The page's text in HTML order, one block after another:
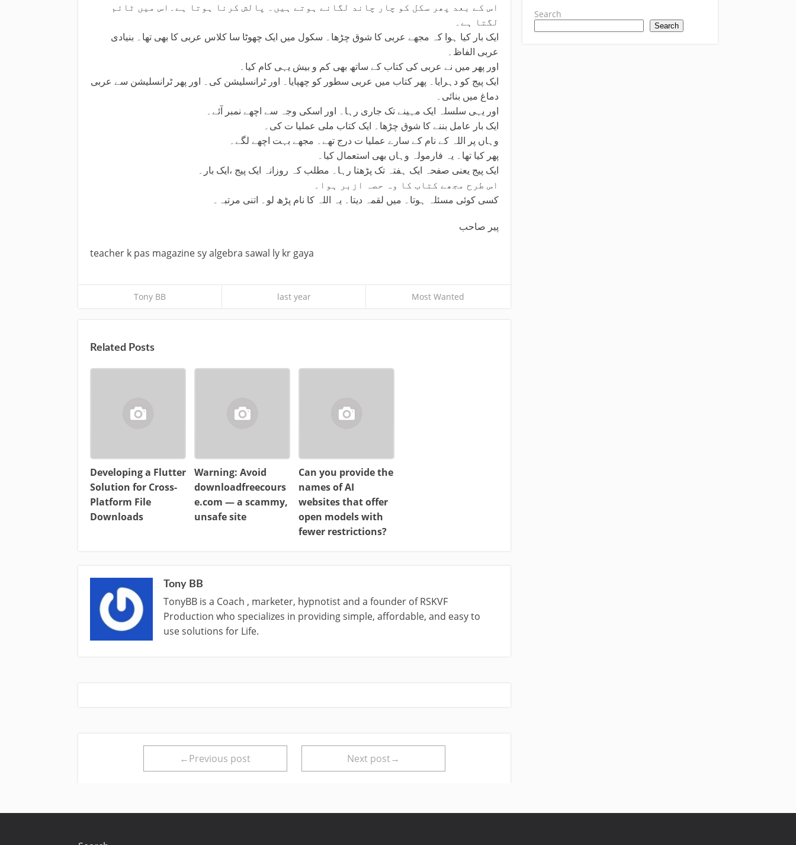
اس کے بعد پھر سکل کو چار چاند لگانے ہوتے ہیں۔ پالش کرنا ہوتا ہے۔اس میں ٹائم
لگتا ہے۔
ایک بار کیا ہوا کہ مجھے عربی کا شوق چڑھا۔ سکول میں ایک چھوٹا سا کلاس عربی کا بھی تھا۔ بنیادی
عربی الفاظ۔
اور پھر میں نے عربی کی کتاب کے ساتھ بھی کم و بیش یہی کام کیا۔
ایک پیج کو دہرایا۔ پھر کتاب میں عربی سطور کو چھپایا۔ اور ٹرانسلیشن کی۔ اور پھر ٹرانسلیشن سے عربی
دماغ میں بنائی۔
اور یہی سلسلہ ایک مہینے تک جاری رہا۔ اور اسکی وجہ سے اچھے نمبر آئے۔
ایک بار عامل بننے کا شوق چڑھا۔ ایک کتاب ملی عملیا ت کی۔
وہاں پر اللہ کے نام کے سارے عملیا ت درج تھے۔ مجھے بہت اچھے لگے۔
پھر کیا تھا۔ یہ فارمولہ وہاں بھی استعمال کیا۔
ایک پیج یعنی صفحہ ایک ہفتہ تک پڑھتا رہا۔ مطلب کہ روزانہ ایک پیج ،ایک بار۔
اس طرح مجھے کتاب کا وہ حصہ ازبر ہوا۔
کسی کوئی مسئلہ ہوتا۔ میں لقمہ دیتا۔ یہ اللہ کا نام پڑھ لو۔ اتنی مرتبہ۔
پیر صاحب
teacher k pas magazine sy algebra sawal ly kr gaya
Tony BB last year Most Wanted
Related Posts
Developing a Flutter
Solution for Cross-
Platform File
Downloads
Warning: Avoid
downloadfreecours
e.com — a scammy,
unsafe site
Can you provide the
names of AI
websites that offer
open models with
fewer restrictions?
Tony BB
TonyBB is a Coach , marketer, hypnotist and a founder of RSKVF
Production who specializes in providing simple, affordable, and easy to
use solutions for Life.
←Previous post Next post→
Search
Search